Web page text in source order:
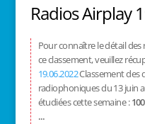
Radios Airplay
Pour connaître le détail
ce classement, veuillez
19.06.2022Classement des
radiophoniques du 13 juin
étudiées cette semaine :
...